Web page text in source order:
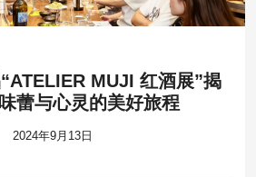
MUJI 红酒展”揭
蕾与心灵的美好旅程
2024年9月13日